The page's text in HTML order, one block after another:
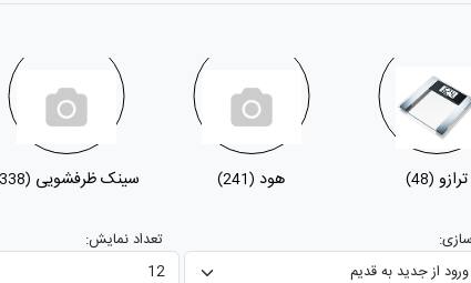
ترازو (48) هود (241) سینک ظرفشویی (338)
تعداد نمایش: